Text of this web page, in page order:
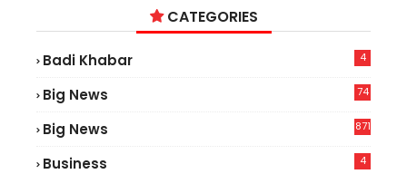
CATEGORIES
Badi Khabar 4
Big News
74
Big News 871
Business 4